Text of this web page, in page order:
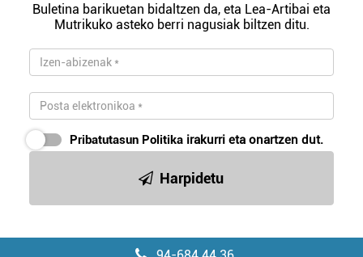
Buletina barikuetan bidaltzen da, eta Lea-Artibai eta
Mutrikuko asteko berri nagusiak biltzen ditu.
Pribatutasun Politika irakurri eta onartzen dut.
Harpidetu